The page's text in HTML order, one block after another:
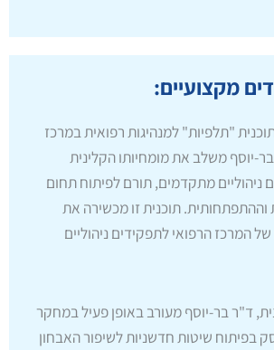
מקצועיים:
"תלפיות" למנהיגות רפואית במרכז
יוסף משלב את מומחיותו הקלינית
ניהוליים מתקדמים, תורם לפיתוח תחום
וההתפתחותית. תוכנית זו מכשירה את
המרכז הרפואי לתפקידים ניהוליים
ד"ר בר-יוסף מעורב באופן פעיל במחקר
בפיתוח שיטות חדשניות לשיפור האבחון